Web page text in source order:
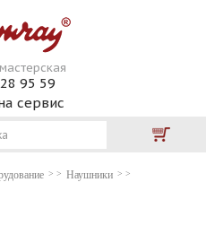
95 59
сервис
Наушники